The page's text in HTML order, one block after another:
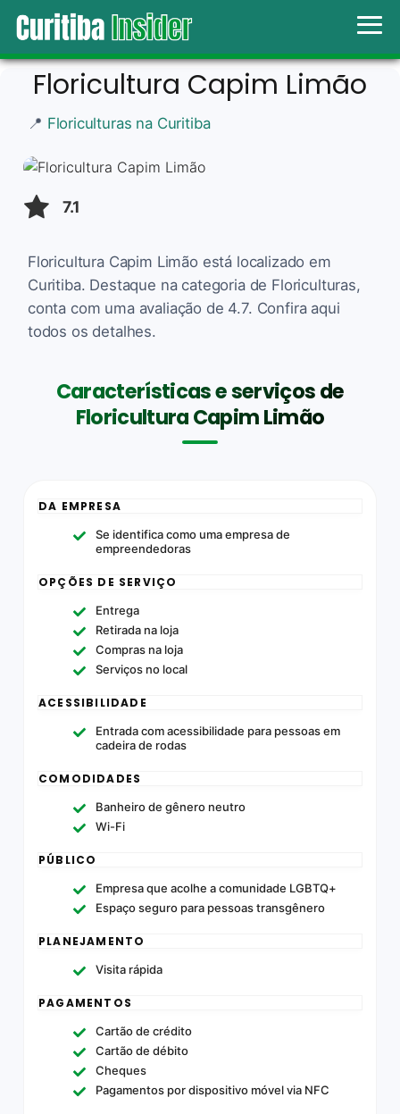
Floricultura Capim Limão
📍 Floriculturas na Curitiba
7.1
Floricultura Capim Limão está localizado em
Curitiba. Destaque na categoria de Floriculturas,
conta com uma avaliação de 4.7. Confira aqui
todos os detalhes.
Características e serviços de
Floricultura Capim Limão
DA EMPRESA
Se identifica como uma empresa de
empreendedoras
OPÇÕES DE SERVIÇO
Entrega
Retirada na loja
Compras na loja
Serviços no local
ACESSIBILIDADE
Entrada com acessibilidade para pessoas em
cadeira de rodas
COMODIDADES
Banheiro de gênero neutro
Wi-Fi
PÚBLICO
Empresa que acolhe a comunidade LGBTQ+
Espaço seguro para pessoas transgênero
PLANEJAMENTO
Visita rápida
PAGAMENTOS
Cartão de crédito
Cartão de débito
Cheques
Pagamentos por dispositivo móvel via NFC